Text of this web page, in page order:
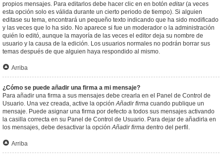
propios mensajes. Para editarlos debe hacer clic en en botón editar(a veces
esta opción solo es válida durante un cierto periodo de tiempo). Si alguien
editase su tema, encontrará un pequeño texto indicando que ha sido modificado
y las veces que lo ha sido. No aparece si fue un moderador o la administración
quién lo editó, aunque la mayoría de las veces el editor deja su nombre de
usuario y la causa de la edición. Los usuarios normales no podrán borrar sus
temas después de que alguien haya respondido al mismo.
Arriba
¿Cómo se puede añadir una firma a mi mensaje?
Para añadir una firma a sus mensajes debe crearla en el Panel de Control de
Usuario. Una vez creada, active la opciónAñadir firma cuando publique un
mensaje. Puede asignar una firma por defecto a todos sus mensajes activando
la casilla correcta en su Panel de Control de Usuario. Para dejar de añadirla en
los mensajes, debe desactivar la opciónAñadir firma dentro del perfil.
Arriba